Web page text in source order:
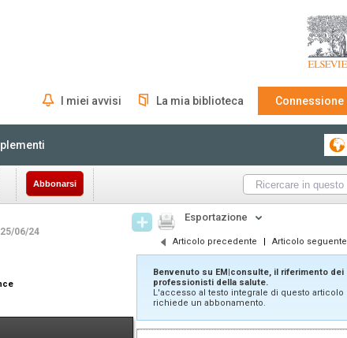
I miei avvisi La mia biblioteca Connessione
Abbonarsi
06/24
Esportazione
Articolo precedente | Articolo seguente
Benvenuto su EM|consulte, il riferimento dei
professionisti della salute.
L'accesso al testo integrale di questo articolo
richiede un abbonamento.